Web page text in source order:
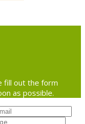
fill out the form
as possible.